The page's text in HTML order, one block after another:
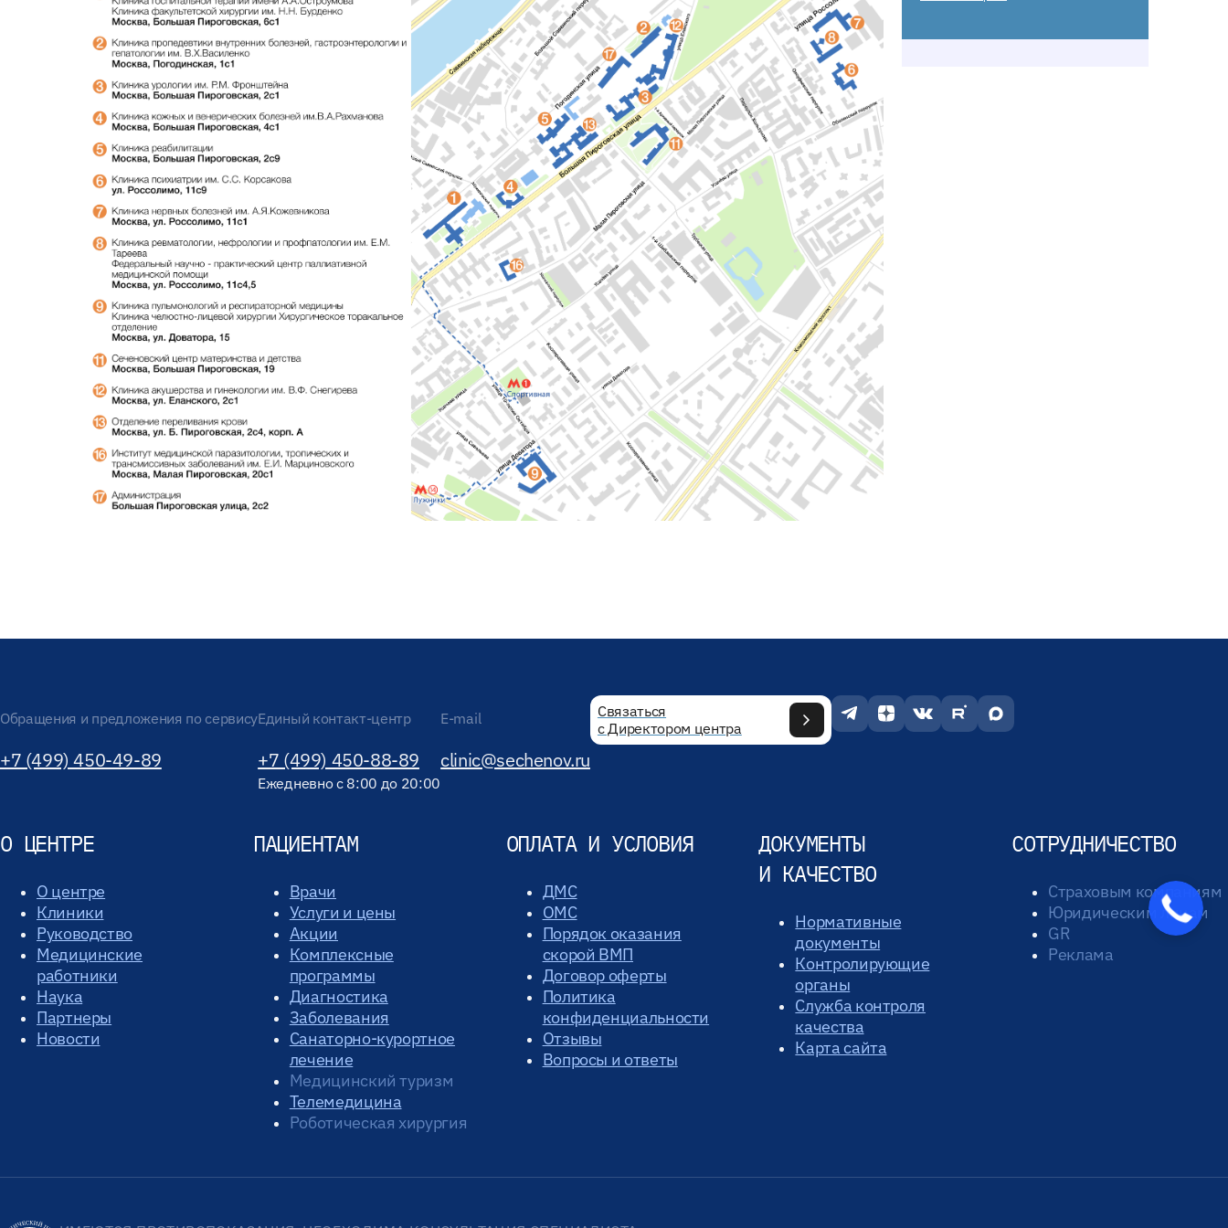
Обращения и предложения по сервису
+7 (499) 450-49-89
Единый контакт-центр
+7 (499) 450-88-89
Ежедневно с 8:00 до 20:00
E-mail
clinic@sechenov.ru
Связаться
с Директором центра
О ЦЕНТРЕ
О центре
Клиники
Руководство
Медицинские
работники
Наука
Партнеры
Новости
ПАЦИЕНТАМ
Врачи
Услуги и цены
Акции
Комплексные
программы
Диагностика
Заболевания
Санаторно-курортное
лечение
Медицинский туризм
Телемедицина
Роботическая хирургия
ОПЛАТА И УСЛОВИЯ
ДМС
ОМС
Порядок оказания
скорой ВМП
Договор оферты
Политика
конфиденциальности
Отзывы
Вопросы и ответы
ДОКУМЕНТЫ
И КАЧЕСТВО
Нормативные
документы
Контролирующие
органы
Служба контроля
качества
Карта сайта
СОТРУДНИЧЕСТВО
Страховым компаниям
Юридическим лицам
GR
Реклама